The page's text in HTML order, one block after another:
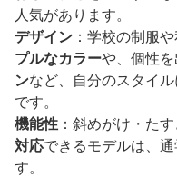
人気があります。
デザイン ：学校の制服
プルなカラーや、個性
ンなど、自分のスタイ
です。
機能性 ：斜めがけ・た
対応できるモデルは、
す。